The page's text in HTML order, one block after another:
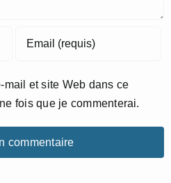
mail et site Web dans ce
fois que je commenterai.